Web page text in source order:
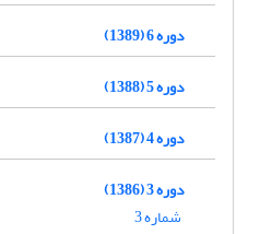
دوره 6 (1389)
دوره 5 (1388)
دوره 4 (1387)
دوره 3 (1386)
شماره 3